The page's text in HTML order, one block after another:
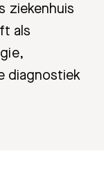
ziekenhuis
als
diagnostiek